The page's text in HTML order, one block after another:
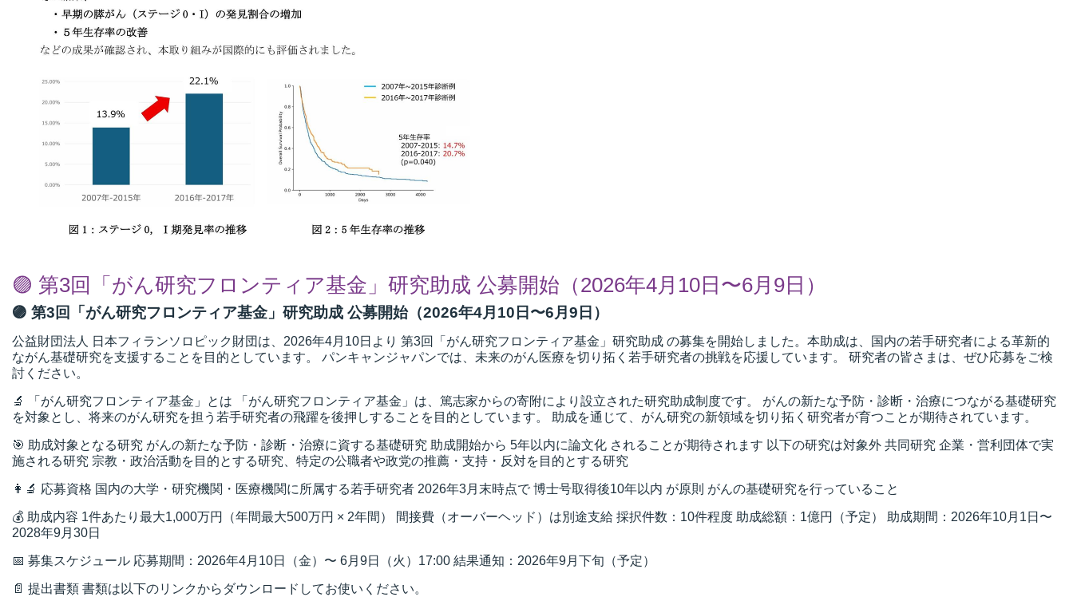
🟣 第3回「がん研究フロンティア基金」研究助成 公募開始（2026年4月10日〜6月9日）
🟣 第3回「がん研究フロンティア基金」研究助成 公募開始（2026年4月10日〜6月9日）
公益財団法人 日本フィランソロピック財団は、2026年4月10日より 第3回「がん研究フロンティア基金」研究助成 の募集を開始しました。本助成は、国内の若手研究者による革新的
ながん基礎研究を支援することを目的としています。 パンキャンジャパンでは、未来のがん医療を切り拓く若手研究者の挑戦を応援しています。 研究者の皆さまは、ぜひ応募をご検
討ください。
🔬 「がん研究フロンティア基金」とは 「がん研究フロンティア基金」は、篤志家からの寄附により設立された研究助成制度です。 がんの新たな予防・診断・治療につながる基礎研究
を対象とし、将来のがん研究を担う若手研究者の飛躍を後押しすることを目的としています。 助成を通じて、がん研究の新領域を切り拓く研究者が育つことが期待されています。
🎯 助成対象となる研究 がんの新たな予防・診断・治療に資する基礎研究 助成開始から 5年以内に論文化 されることが期待されます 以下の研究は対象外 共同研究 企業・営利団体で実
施される研究 宗教・政治活動を目的とする研究、特定の公職者や政党の推薦・支持・反対を目的とする研究
👩‍🔬 応募資格 国内の大学・研究機関・医療機関に所属する若手研究者 2026年3月末時点で 博士号取得後10年以内 が原則 がんの基礎研究を行っていること
💰 助成内容 1件あたり最大1,000万円（年間最大500万円 × 2年間） 間接費（オーバーヘッド）は別途支給 採択件数：10件程度 助成総額：1億円（予定） 助成期間：2026年10月1日〜
2028年9月30日
📅 募集スケジュール 応募期間：2026年4月10日（金）〜 6月9日（火）17:00 結果通知：2026年9月下旬（予定）
📄 提出書類 書類は以下のリンクからダウンロードしてお使いください。